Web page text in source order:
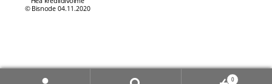
© Tööohutuspartner 2026 0